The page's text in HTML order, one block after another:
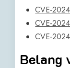
CVE-
CVE-
CVE-
Belang